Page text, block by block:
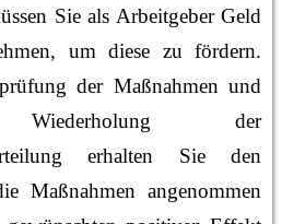
Sie als Arbeitgeber Geld
um diese zu fördern.
der Maßnahmen und
Wiederholung der
erhalten Sie den
Maßnahmen angenommen